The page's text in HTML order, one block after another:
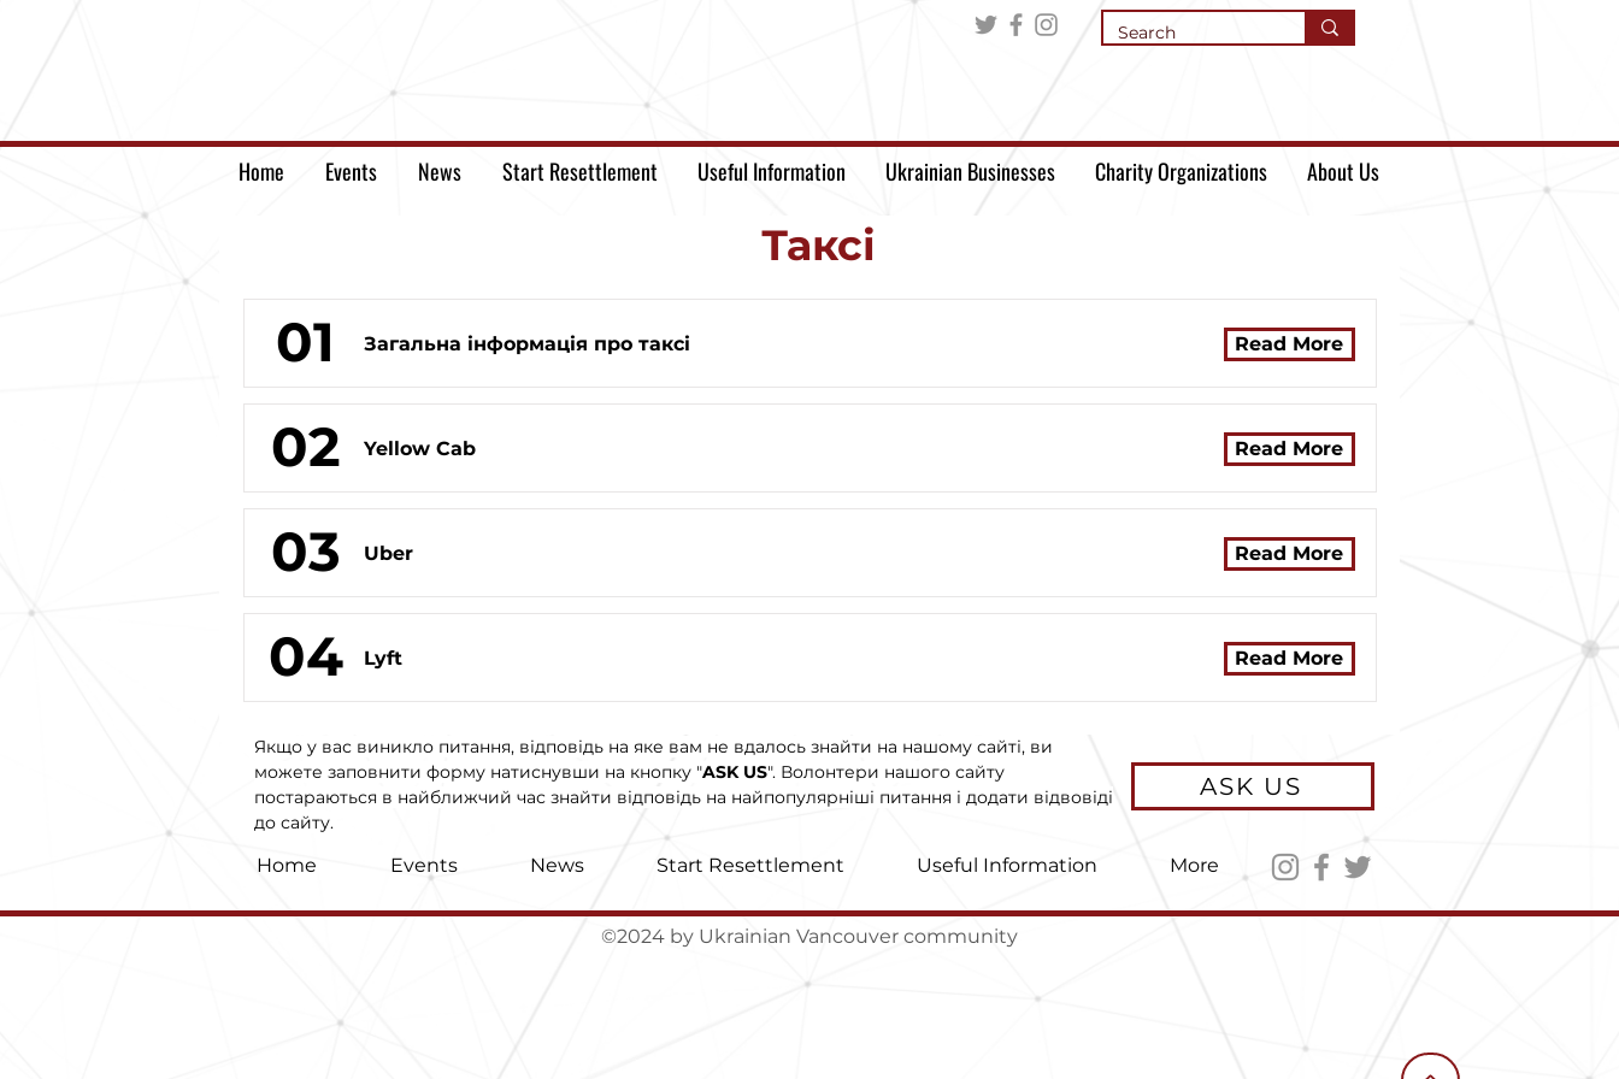
Home Events News Start Resettlement Useful Information Ukrainian Businesses Charity Organizations About Us
Таксі
01 Загальна інформація про таксі Read More
02 Yellow Cab Read More
03 Uber Read More
04 Lyft Read More
Якщо у вас виникло питання, відповідь на яке вам не вдалось знайти на нашому сайті, ви
можете заповнити форму натиснувши на кнопку "ASK US". Волонтери нашого сайту
постараються в найближчий час знайти відповідь на найпопулярніші питання і додати відвовіді
до сайту.
ASK US
Home Events News Start Resettlement Useful Information More
©2024 by Ukrainian Vancouver community